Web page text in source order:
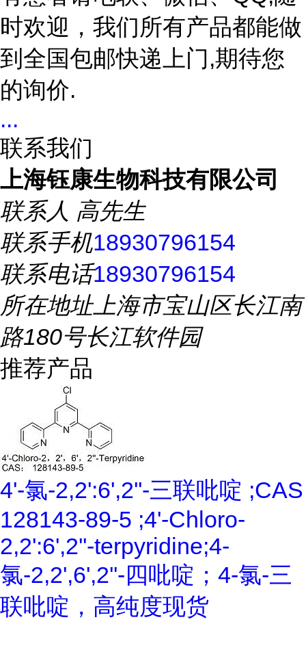
时欢迎，我们所有产品都能做
到全国包邮快递上门,期待您
的询价.
...
联系我们
上海钰康生物科技有限公司
联系人 高先生
联系手机18930796154
联系电话18930796154
所在地址上海市宝山区长江南
路180号长江软件园
推荐产品
4'-氯-2,2':6',2''-三联吡啶 ;CAS
128143-89-5 ;4'-Chloro-
2,2':6',2''-terpyridine;4-
氯-2,2',6',2''-四吡啶；4-氯-三
联吡啶，高纯度现货